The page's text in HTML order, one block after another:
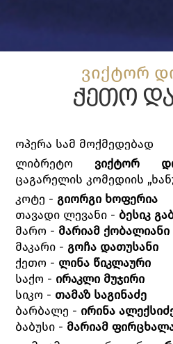
ვიქტორ
ქეთო
ოპერა სამ მოქმედებად
ლიბრეტო ვიქტორ
ცაგარელის კომედიის
კოტე - გიორგი ხოფერია
თავადი ლევანი - ბესიკ
მარო - მარიამ ქობალიანი
მაკარი - გოჩა დათუსანი
ქეთო - ლინა წიკლაური
საქო - ირაკლი მუჯირი
სიკო - თამაზ საგინაძე
ბარბალე - ირინა
ბაბუსი - მარიამ